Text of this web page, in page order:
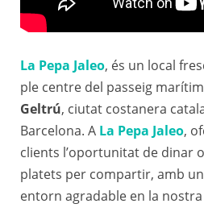
La Pepa Jaleo, és un local
ple centre del passeig
Geltrú, ciutat costanera
Barcelona. A La Pepa Jaleo,
clients l’oportunitat de dinar
platets per compartir, amb
entorn agradable en la